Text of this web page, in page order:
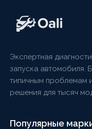
Экспертная
запуска автомобиля.
типичным проблемам
решения для тысяч
Популярные